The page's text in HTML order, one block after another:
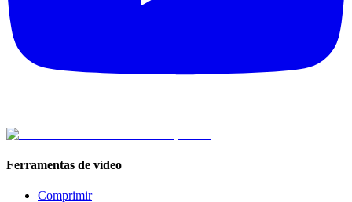
Ferramentas de vídeo
Comprimir